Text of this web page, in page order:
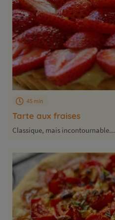
Tarte aux fraises
45 min
Classique, mais incontournable...